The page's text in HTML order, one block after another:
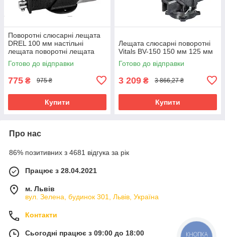
Поворотні слюсарні лещата
DREL 100 мм настільні
лещата поворотні лещата
Готово до відправки
775 ₴ 975 ₴
Купити
Лещата слюсарні поворотні
Vitals BV-150 150 мм 125 мм
Готово до відправки
3 209 ₴ 3 866,27 ₴
Купити
Про нас
86% позитивних з 4681 відгука за рік
Працює з 28.04.2021
м. Львів
вул. Зелена, будинок 301, Львів, Україна
Контакти
Сьогодні працює з 09:00 до 18:00
КНОПКА